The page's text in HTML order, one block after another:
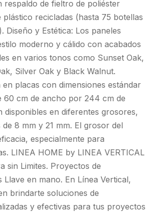
respaldo de fieltro de poliéster
recicladas (hasta 75 botellas
Diseño y Estética: Los paneles
moderno y cálido con acabados
en varios tonos como Sunset Oak,
Silver Oak y Black Walnut.
en placas con dimensiones estándar
60 cm de ancho por 244 cm de
disponibles en diferentes grosores,
8 mm y 21 mm. El grosor del
especialmente para
LINEA HOME by LINEA VERTICAL
sin Limites. Proyectos de
en mano. En Línea Vertical,
brindarte soluciones de
y efectivas para tus proyectos